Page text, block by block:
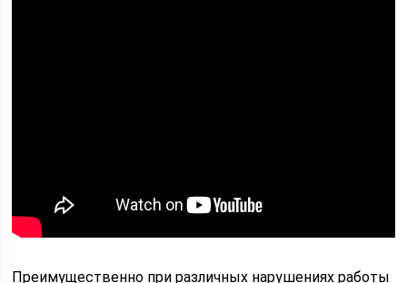
Преимущественно при различных нарушениях работы